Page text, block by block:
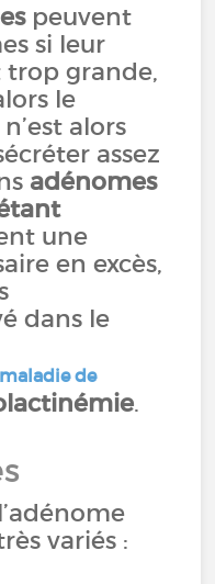
peuvent
si leur
trop grande,
le
alors
assez
adénomes
une
en excès,
dans le
maladie de
.
variés :